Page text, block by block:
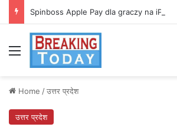
Spinboss Apple Pay dla graczy na iPhone
Menu
Home /उत्तर प्रदेश
उत्तर प्रदेश